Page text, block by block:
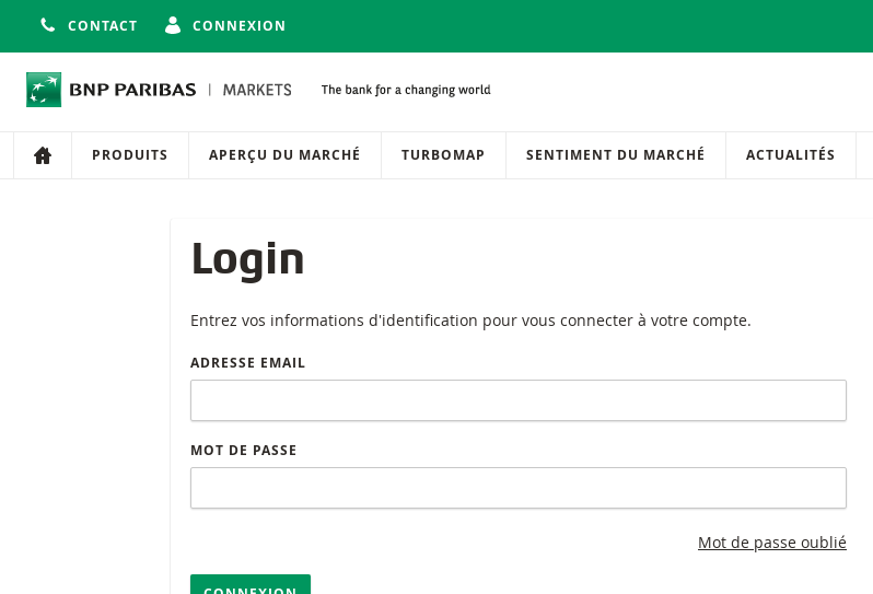
CONTACT CONNEXION
Navigation
Navigation sur le site
PRODUITS APERÇU DU MARCHÉ TURBOMAP SENTIMENT DU MARCHÉ ACTUALITÉS
Login
Entrez vos informations d'identification pour vous connecter à votre compte.
ADRESSE EMAIL
MOT DE PASSE
Mot de passe oublié